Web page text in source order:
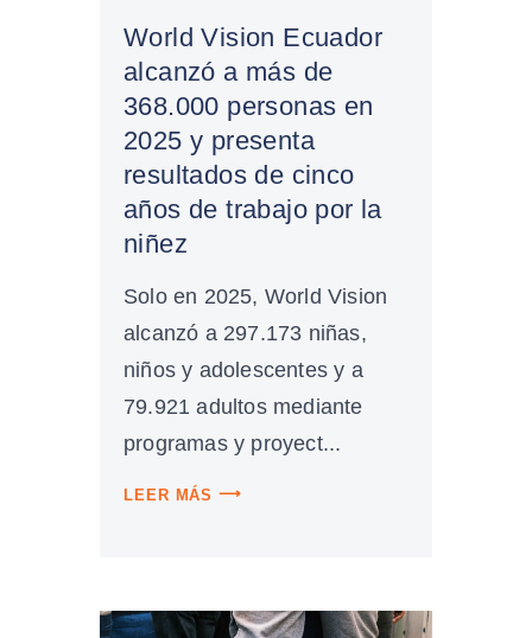
World Vision Ecuador
alcanzó a más de
368.000 personas en
2025 y presenta
resultados de cinco
años de trabajo por la
niñez
Solo en 2025, World Vision
alcanzó a 297.173 niñas,
niños y adolescentes y a
79.921 adultos mediante
programas y proyect...
LEER MÁS